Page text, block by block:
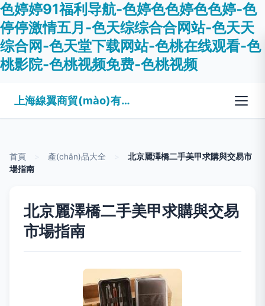
色婷婷91福利导航-色婷色色婷色色婷-色
停停激情五月-色天综综合合网站-色天天
综合网-色天堂下载网站-色桃在线观看-色
桃影院-色桃视频免费-色桃视频
上海線翼商貿(mào)有限公司
首頁 產(chǎn)品大全
北京麗澤橋二手美甲求購與交易市
場指南
北京麗澤橋二手美甲求購與交易
市場指南